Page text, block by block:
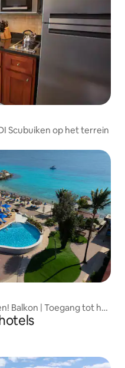
Scubuiken op het terrein
Balkon | Toegang tot het